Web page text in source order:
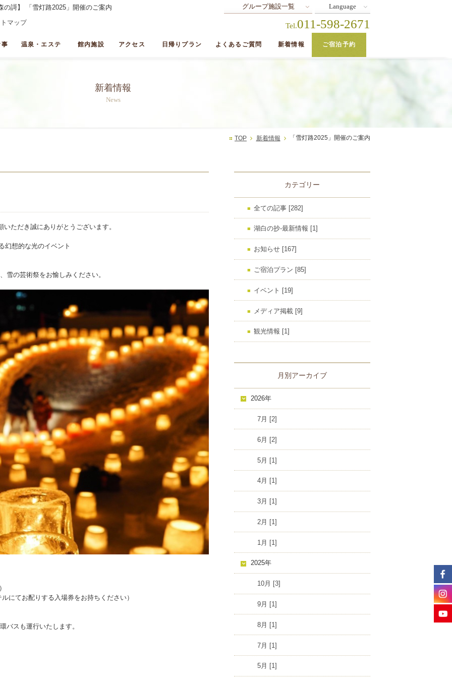
グループ施設一覧 Language
謌】 「雪灯路2025」開催のご案内
マップ Tel.011-598-2671
事 温泉・エステ 館内施設 アクセス 日帰りプラン よくあるご質問 新着情報 ご宿泊予約
新着情報
News
TOP 新着情報 「雪灯路2025」開催のご案内
いただき誠にありがとうございます。
幻想的な光のイベント
雪の芸術祭をお愉しみください。
てお配りする入場券をお持ちください）
バスも運行いたします。
カテゴリー
全ての記事 [282]
湖白の抄‐最新情報 [1]
お知らせ [167]
ご宿泊プラン [85]
イベント [19]
メディア掲載 [9]
観光情報 [1]
月別アーカイブ
2026年
7月 [2]
6月 [2]
5月 [1]
4月 [1]
3月 [1]
2月 [1]
1月 [1]
2025年
10月 [3]
9月 [1]
8月 [1]
7月 [1]
5月 [1]